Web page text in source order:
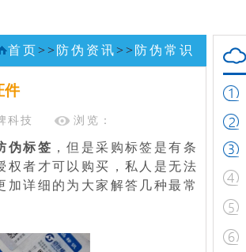
首页>> 防伪资讯>> 防伪常识
件
科技 浏览：
伪标签 ，但是采购标签是有条
权者才可以购买，私人是无法
详细的为大家解答几种最常